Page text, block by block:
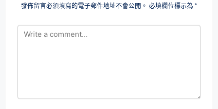
發佈留言必須填寫的電子郵件地址不會公開。 必填欄位標示為 *